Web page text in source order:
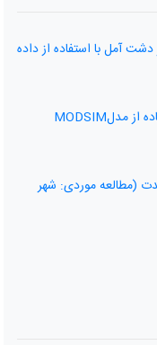
آمل با استفاده از داده
منطقه بندی شھر و مدیریت آب شھری با استفاده از مدلMODSIM
(مطالعه موردی: شهر